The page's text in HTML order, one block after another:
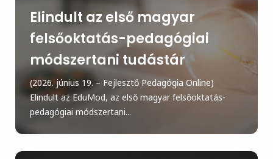
Elindult az első magyar
felsőoktatás-pedagógiai
módszertani tudástár
(2026. június 19. – Fejlesztő Pedagógia Online)
Elindult az EduMod, az első magyar felsőoktatás-
pedagógiai módszertani...